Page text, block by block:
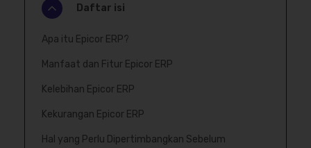
Daftar isi
Apa itu Epicor ERP?
Manfaat dan Fitur Epicor ERP
Kelebihan Epicor ERP
Kekurangan Epicor ERP
Hal yang Perlu Dipertimbangkan Sebelum